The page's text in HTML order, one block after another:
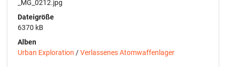
_MG_0212.jpg
Dateigröße
6370 kB
Alben
Urban Exploration /Verlassenes Atomwaffenlager